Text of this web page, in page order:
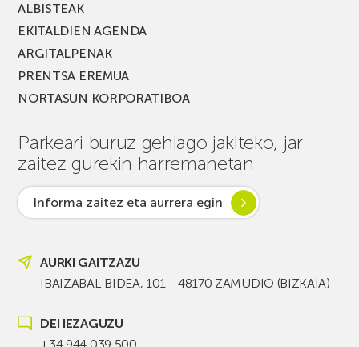
ALBISTEAK
EKITALDIEN AGENDA
ARGITALPENAK
PRENTSA EREMUA
NORTASUN KORPORATIBOA
Parkeari buruz gehiago jakiteko, jar
zaitez gurekin harremanetan
Informa zaitez eta aurrera egin
AURKI GAITZAZU
IBAIZABAL BIDEA, 101 - 48170 ZAMUDIO (BIZKAIA)
DEI IEZAGUZU